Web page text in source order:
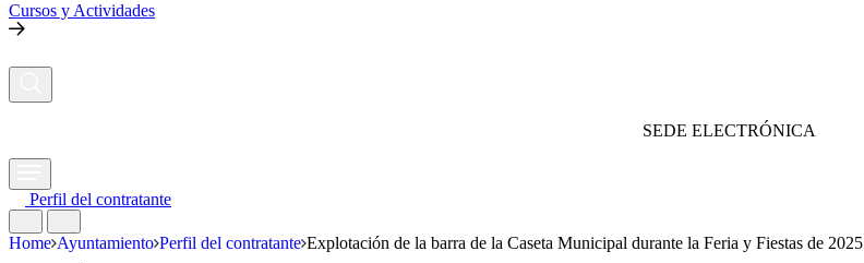
Cursos y Actividades
SEDE ELECTRÓNICA
Perfil del contratante
Home Ayuntamiento Perfil del contratante Explotación de la barra de la Caseta Municipal durante la Feria y Fiestas de 2025